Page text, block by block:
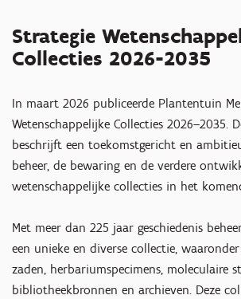
Strategie
Collecties 2026-2035
In maart 2026 publiceerde Plantentuin
Wetenschappelijke Collecties 2026–2035.
beschrijft een toekomstgericht en
beheer, de bewaring en de verdere
wetenschappelijke collecties in het
Met meer dan 225 jaar geschiedenis
een unieke en diverse collectie,
zaden, herbariumspecimens, moleculaire
bibliotheekbronnen en archieven. Deze